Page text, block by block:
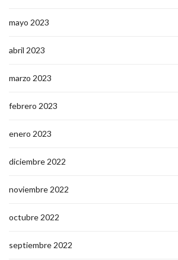
mayo 2023
abril 2023
marzo 2023
febrero 2023
enero 2023
diciembre 2022
noviembre 2022
octubre 2022
septiembre 2022